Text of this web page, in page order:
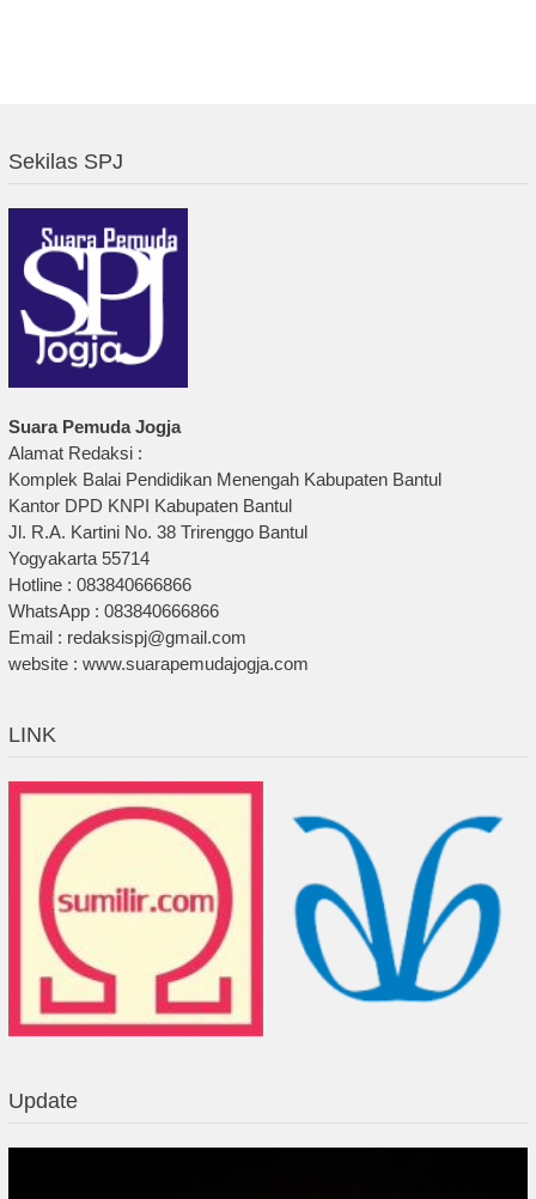
Sekilas SPJ
Suara Pemuda Jogja
Alamat Redaksi :
Komplek Balai Pendidikan Menengah Kabupaten Bantul
Kantor DPD KNPI Kabupaten Bantul
Jl. R.A. Kartini No. 38 Trirenggo Bantul
Yogyakarta 55714
Hotline : 083840666866
WhatsApp : 083840666866
Email : redaksispj@gmail.com
website : www.suarapemudajogja.com
LINK
Update